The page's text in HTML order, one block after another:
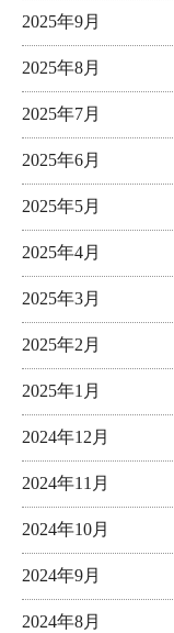
2025年9月
2025年8月
2025年7月
2025年6月
2025年5月
2025年4月
2025年3月
2025年2月
2025年1月
2024年12月
2024年11月
2024年10月
2024年9月
2024年8月